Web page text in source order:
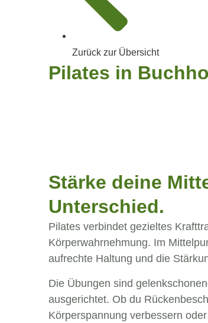
Zurück zur Übersicht
Pilates in
Stärke deine
Unterschied.
Pilates verbindet gezieltes
Körperwahrnehmung. Im
aufrechte Haltung und die
Die Übungen sind
ausgerichtet. Ob du
Körperspannung verbessern